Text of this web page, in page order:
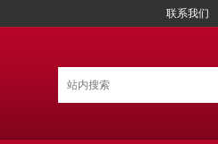
联系我们